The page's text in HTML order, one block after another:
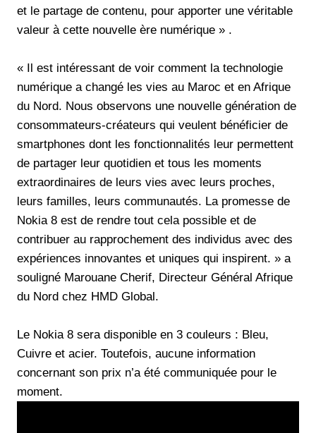
et le partage de contenu, pour apporter une véritable
valeur à cette nouvelle ère numérique » .
« Il est intéressant de voir comment la technologie
numérique a changé les vies au Maroc et en Afrique
du Nord. Nous observons une nouvelle génération de
consommateurs-créateurs qui veulent bénéficier de
smartphones dont les fonctionnalités leur permettent
de partager leur quotidien et tous les moments
extraordinaires de leurs vies avec leurs proches,
leurs familles, leurs communautés. La promesse de
Nokia 8 est de rendre tout cela possible et de
contribuer au rapprochement des individus avec des
expériences innovantes et uniques qui inspirent. » a
souligné Marouane Cherif, Directeur Général Afrique
du Nord chez HMD Global.
Le Nokia 8 sera disponible en 3 couleurs : Bleu,
Cuivre et acier. Toutefois, aucune information
concernant son prix n’a été communiquée pour le
moment.